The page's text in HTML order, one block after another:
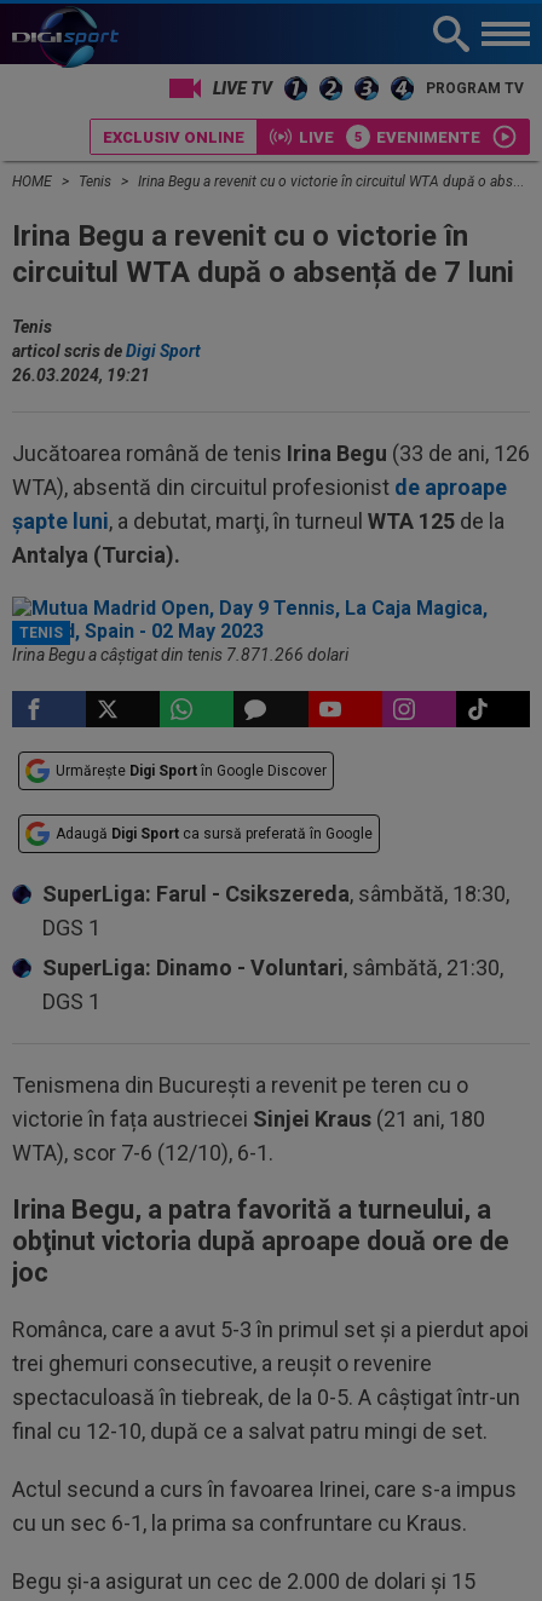
LIVE TV PROGRAM TV
EXCLUSIV ONLINE LIVE EVENIMENTE
HOME Tenis Irina Begu a revenit cu o victorie în circuitul WTA după o absență de 7 luni
Irina Begu a revenit cu o victorie în
circuitul WTA după o absență de 7 luni
Tenis
articol scris deDigi Sport
26.03.2024, 19:21
Jucătoarea română de tenis Irina Begu (33 de ani, 126
WTA), absentă din circuitul profesionist de aproape
şapte luni, a debutat, marţi, în turneul WTA 125 de la
Antalya (Turcia).
TENIS
Irina Begu a câștigat din tenis 7.871.266 dolari
Urmărește Digi Sport în Google Discover
Adaugă Digi Sport ca sursă preferată în Google
SuperLiga: Farul - Csikszereda, sâmbătă, 18:30,
DGS 1
SuperLiga: Dinamo - Voluntari, sâmbătă, 21:30,
DGS 1
Tenismena din București a revenit pe teren cu o
victorie în fața austriecei Sinjei Kraus (21 ani, 180
WTA), scor 7-6 (12/10), 6-1.
Irina Begu, a patra favorită a turneului, a
obţinut victoria după aproape două ore de
joc
Românca, care a avut 5-3 în primul set şi a pierdut apoi
trei ghemuri consecutive, a reuşit o revenire
spectaculoasă în tiebreak, de la 0-5. A câștigat într-un
final cu 12-10, după ce a salvat patru mingi de set.
Actul secund a curs în favoarea Irinei, care s-a impus
cu un sec 6-1, la prima sa confruntare cu Kraus.
Begu şi-a asigurat un cec de 2.000 de dolari şi 15